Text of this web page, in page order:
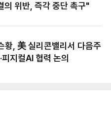
의 위반, 즉각 중단 촉구"
황, 美 실리콘밸리서 다음주
지컬AI 협력 논의